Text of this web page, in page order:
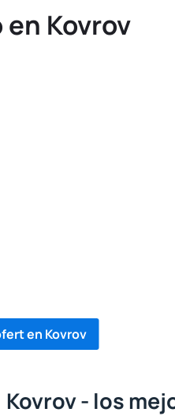
Kovrov
en Kovrov
Kovrov - los